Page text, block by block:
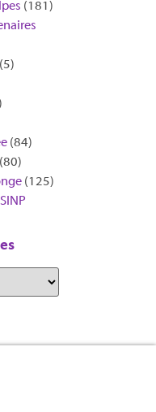
(181)
(5)
(84)
(125)